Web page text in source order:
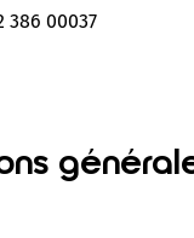
386 00037